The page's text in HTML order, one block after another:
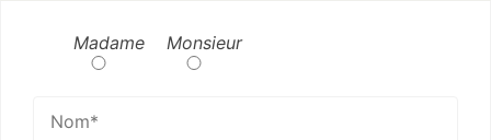
Madame Monsieur